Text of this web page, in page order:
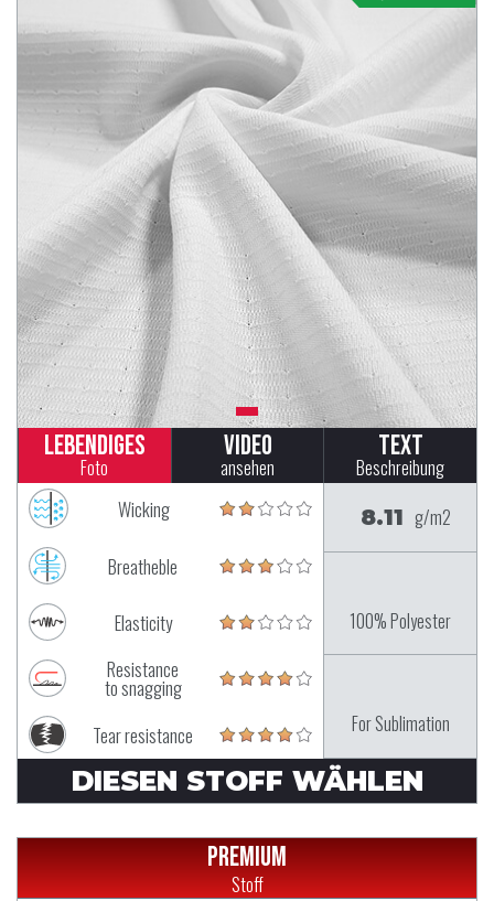
Lebendiges
Foto
Video
ansehen
Text
Beschreibung
Wicking
Breatheble
Elasticity
Resistance
to snagging
Tear resistance
8.11 g/m2
100% Polyester
For Sublimation
DIESEN STOFF WÄHLEN
Premium
Stoff